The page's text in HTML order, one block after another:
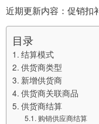
近期更新内容：促销扣
目录
结算模式
供货商类型
新增供货商
供货商关联商品
供货商结算
购销供应商结算